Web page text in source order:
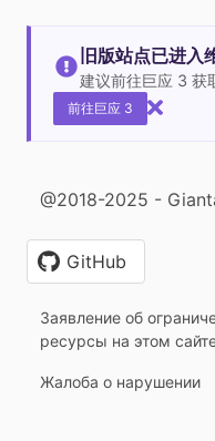
旧版站点已进入
建议前往巨应 3 获
前往巨应 3
@2018-2025 -
GitHub
Заявление об
ресурсы на этом
Жалоба о нарушении